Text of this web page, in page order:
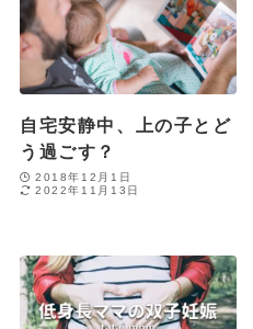
自宅安静中、上の子とど
う過ごす？
2018年12月1日
2022年11月13日